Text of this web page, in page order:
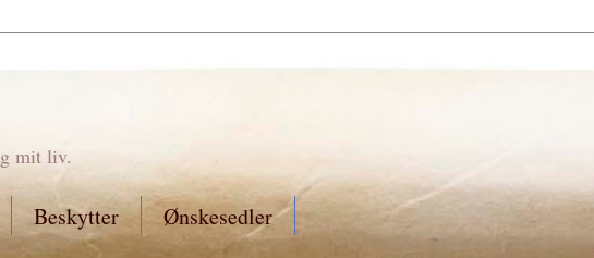
mit liv.
Beskytter Ønskesedler